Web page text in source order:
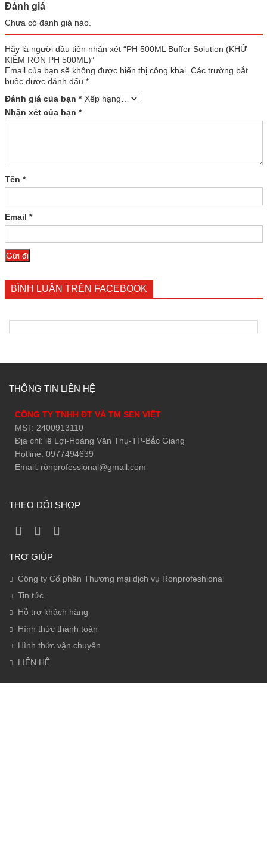
Đánh giá
Chưa có đánh giá nào.
Hãy là người đầu tiên nhận xét “PH 500ML Buffer Solution (KHỬ
KIỀM RON PH 500ML)”
Email của bạn sẽ không được hiển thị công khai. Các trường bắt
buộc được đánh dấu *
Đánh giá của bạn *
Nhận xét của bạn *
Tên *
Email *
BÌNH LUẬN TRÊN FACEBOOK
THÔNG TIN LIÊN HỆ
CÔNG TY TNHH ĐT VÀ TM SEN VIỆT
MST: 2400913110
Địa chỉ: lê Lợi-Hoàng Văn Thụ-TP-Bắc Giang
Hotline: 0977494639
Email: rỏnprofessional@gmail.com
THEO DÕI SHOP
TRỢ GIÚP
Công ty Cổ phần Thương mại dịch vụ Ronprofeshional
Tin tức
Hỗ trợ khách hàng
Hình thức thanh toán
Hình thức vận chuyển
LIÊN HỆ